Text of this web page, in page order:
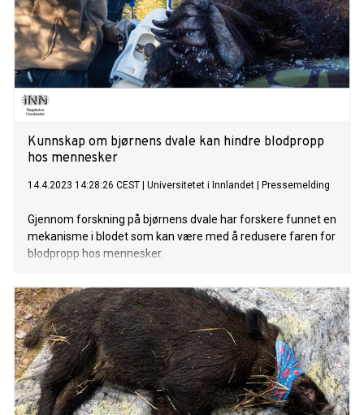
Kunnskap om bjørnens dvale kan hindre blodpropp
hos mennesker
14.4.2023 14:28:26 CEST Universitetet i Innlandet Pressemelding
Gjennom forskning på bjørnens dvale har forskere funnet en
mekanisme i blodet som kan være med å redusere faren for
blodpropp hos mennesker.